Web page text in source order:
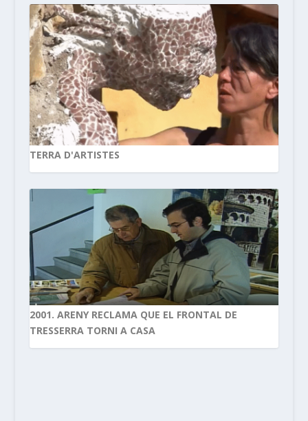
TERRA D'ARTISTES
2001. ARENY RECLAMA QUE EL FRONTAL DE
TRESSERRA TORNI A CASA